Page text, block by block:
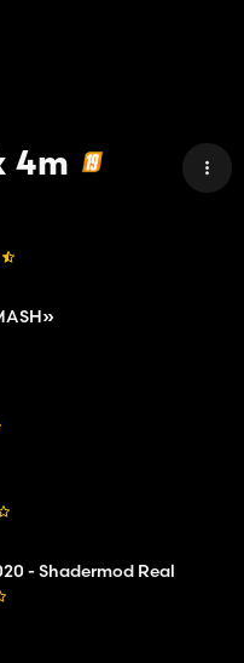
4m
- Shadermod Real